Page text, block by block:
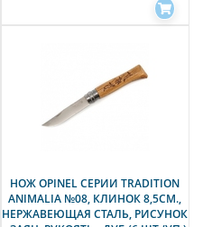
НОЖ OPINEL СЕРИИ TRADITION
ANIMALIA №08, КЛИНОК 8,5СМ.,
НЕРЖАВЕЮЩАЯ СТАЛЬ, РИСУНОК